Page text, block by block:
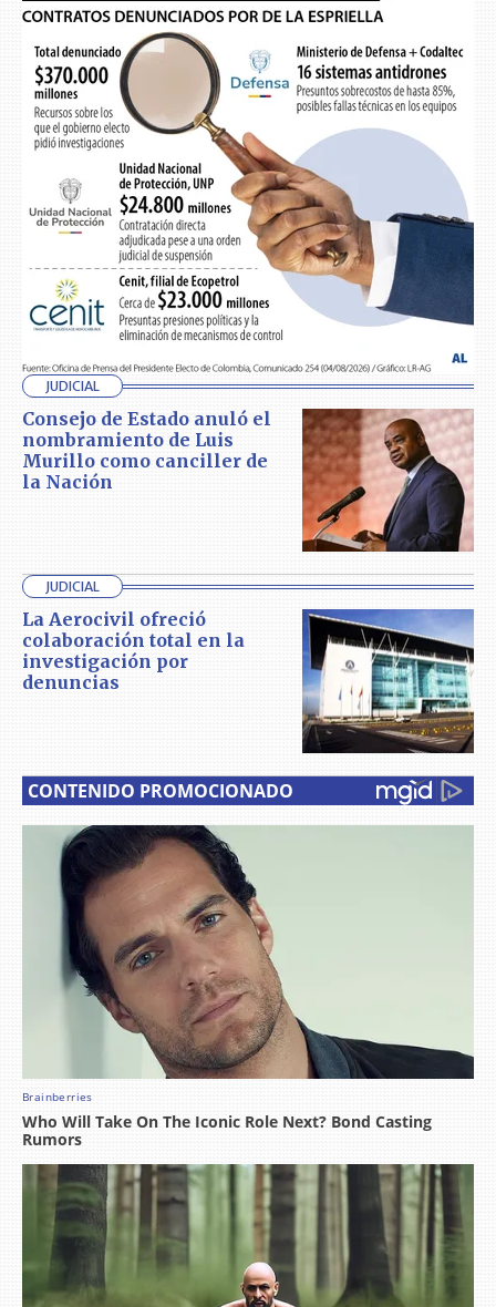
JUDICIAL
Consejo de Estado anuló el
nombramiento de Luis
Murillo como canciller de
la Nación
JUDICIAL
La Aerocivil ofreció
colaboración total en la
investigación por
denuncias